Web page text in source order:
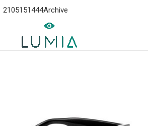
2105151444Archive